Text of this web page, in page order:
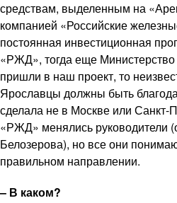
средствам, выделенным на
компанией «Российские
постоянная инвестиционная
«РЖД», тогда еще
пришли в наш проект, то
Ярославцы должны быть
сделала не в Москве или
«РЖД» менялись руководители
Белозерова), но все они
правильном направлении.
– В каком?